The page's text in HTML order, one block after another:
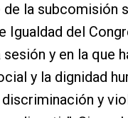
la subcomisión
Igualdad del
y en la que
y la dignidad
y